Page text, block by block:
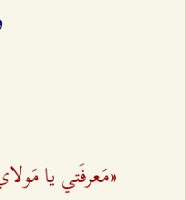
«مَعرفَتي یا